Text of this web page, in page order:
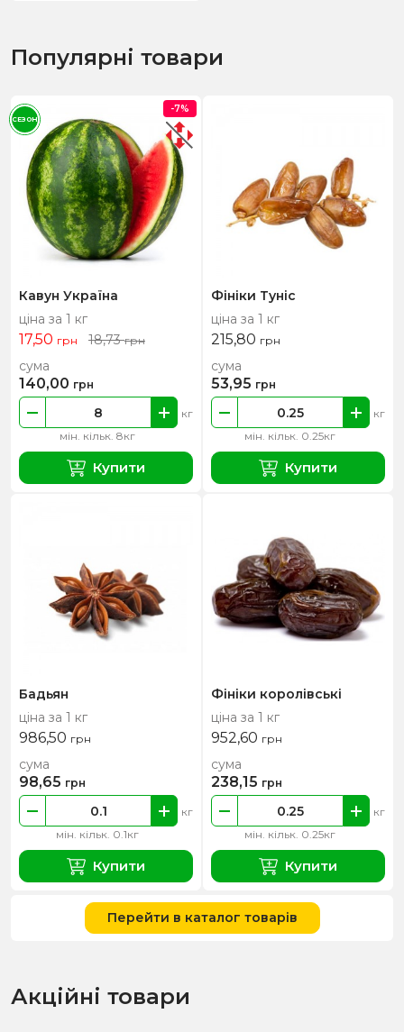
Популярні товари
Кавун Україна
ціна за 1 кг
17,50 грн 18,73грн
мін. кільк. 8кг
кг
сума
140,00 грн
Купити
-7%
СЕЗОН
Фініки Туніс
ціна за 1 кг
215,80 грн
мін. кільк. 0.25кг
кг
сума
53,95 грн
Купити
Бадьян
ціна за 1 кг
986,50 грн
мін. кільк. 0.1кг
кг
сума
98,65 грн
Купити
Фініки королівські
ціна за 1 кг
952,60 грн
мін. кільк. 0.25кг
кг
сума
238,15 грн
Купити
Перейти в каталог товарів
Акційні товари